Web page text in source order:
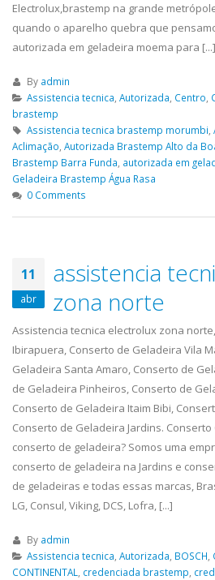
Electrolux,brastemp na grande
quando o aparelho quebra que
autorizada em geladeira moema para [...]
By admin
Assistencia tecnica, Autorizada, Centro,
brastemp
Assistencia tecnica brastemp morumbi,
Aclimação, Autorizada Brastemp Alto da
Brastemp Barra Funda, autorizada em
Geladeira Brastemp Água Rasa
0 Comments
11
abr
assistencia
zona norte
Assistencia tecnica electrolux zona
Ibirapuera, Conserto de Geladeira Vila
Geladeira Santa Amaro, Conserto de
de Geladeira Pinheiros, Conserto de
Conserto de Geladeira Itaim Bibi,
Conserto de Geladeira Jardins.
conserto de geladeira? Somos uma
conserto de geladeira na Jardins e
de geladeiras e todas essas marcas,
LG, Consul, Viking, DCS, Lofra, [...]
By admin
Assistencia tecnica, Autorizada, BOSCH,
CONTINENTAL, credenciada brastemp,
23
abr
ASSISTENCIA
GELADEIRA
CONTINENTAL
ASSISTENCIA TECNICA EM GELADEIRA
CONTINENTAL é uma empresa séria
que atua na região de de São Paulo,
realizando serviços... read more
23
ASSISTENCIA
TECNICA
GELADEIRA BOSCH
ASSISTENCIA TECNICA GELADEIRA
atua na região de de São Paulo,
realizando serviços de...read more